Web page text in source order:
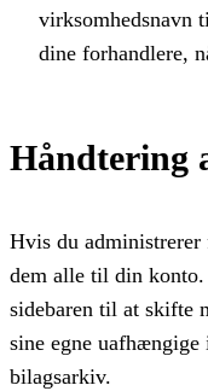
virksomhedsnavn
dine forhandlere,
Håndtering
Hvis du
dem alle til din
sidebaren til at skifte
sine egne
bilagsarkiv.